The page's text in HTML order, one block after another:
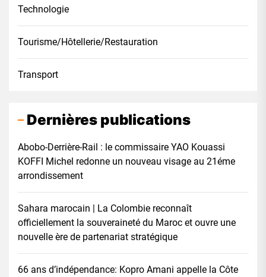
Technologie
Tourisme/Hôtellerie/Restauration
Transport
Dernières publications
Abobo-Derrière-Rail : le commissaire YAO Kouassi
KOFFI Michel redonne un nouveau visage au 21éme
arrondissement
Sahara marocain | La Colombie reconnaît
officiellement la souveraineté du Maroc et ouvre une
nouvelle ère de partenariat stratégique
66 ans d’indépendance: Kopro Amani appelle la Côte